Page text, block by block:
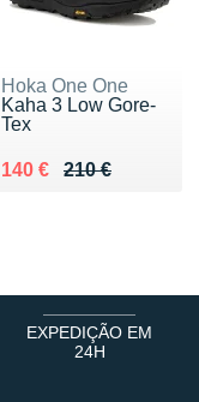
Hoka One One
Kaha 3 Low Gore-
Tex
210 €
Au lieu de 210 €
140 €
Vendu 140 €
EXPEDIÇÃO EM
24H